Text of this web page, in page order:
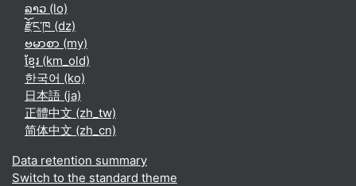
ລາວ ‎(lo)‎
རྫོང་ཁ ‎(dz)‎
ဗမာစာ ‎(my)‎
ខ្មែរ ‎(km_old)‎
한국어 ‎(ko)‎
日本語 ‎(ja)‎
正體中文 ‎(zh_tw)‎
简体中文 ‎(zh_cn)‎
Data retention summary
Switch to the standard theme